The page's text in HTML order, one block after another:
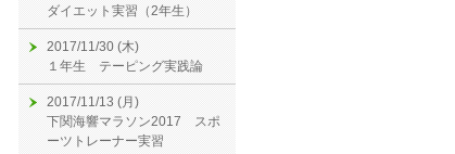
ダイエット実習（2年生）
2017/11/30 (木)
１年生 テーピング実践論
2017/11/13 (月)
下関海響マラソン2017 スポ
ーツトレーナー実習